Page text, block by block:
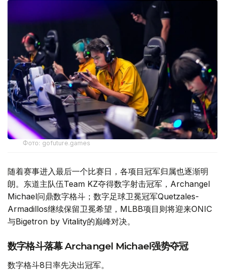
Фото: gofuture.games
随着赛事进入最后一个比赛日，各项目冠军归属也逐渐明
朗。东道主队伍Team KZ夺得数字射击冠军，Archangel
Michael问鼎数字格斗；数字足球卫冕冠军Quetzales-
Armadillos继续保留卫冕希望，MLBB项目则将迎来ONIC
与Bigetron by Vitality的巅峰对决。
数字格斗落幕 Archangel Michael强势夺冠
数字格斗8日率先决出冠军。